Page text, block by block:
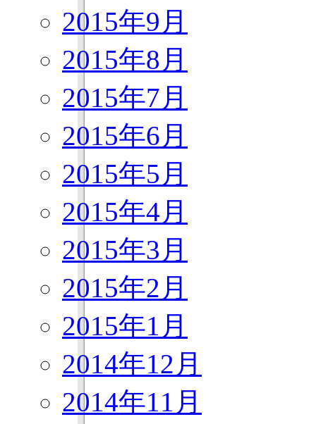
2015年9月
2015年8月
2015年7月
2015年6月
2015年5月
2015年4月
2015年3月
2015年2月
2015年1月
2014年12月
2014年11月